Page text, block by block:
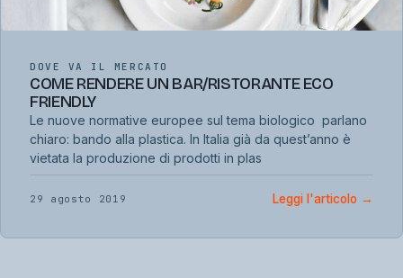
DOVE VA IL MERCATO
COME RENDERE UN BAR/RISTORANTE ECO
FRIENDLY
Le nuove normative europee sul tema biologico parlano
chiaro: bando alla plastica. In Italia già da quest’anno è
vietata la produzione di prodotti in plas
29 agosto 2019 Leggi l'articolo →